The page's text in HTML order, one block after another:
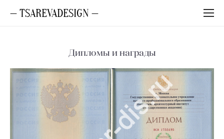
— TSAREVADESIGN —
Дипломы и награды